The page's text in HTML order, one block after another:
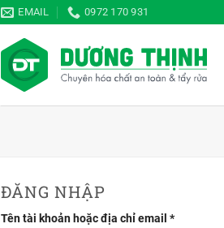
EMAIL 0972 170 931
ĐĂNG NHẬP
Tên tài khoản hoặc địa chỉ email *Bắt